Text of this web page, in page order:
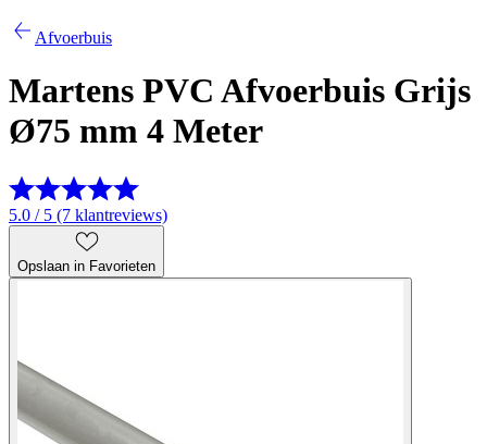
Afvoerbuis
Martens PVC Afvoerbuis Grijs
Ø75 mm 4 Meter
5.0 / 5 (7 klantreviews)
Opslaan in Favorieten